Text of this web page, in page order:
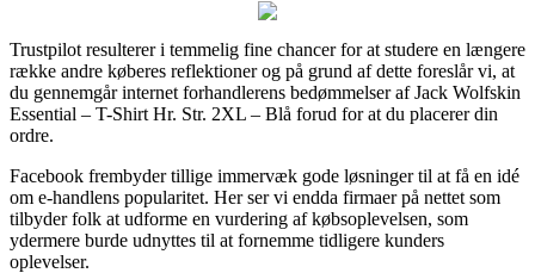
Trustpilot resulterer i temmelig fine chancer for at studere en længere
række andre køberes reflektioner og på grund af dette foreslår vi, at
du gennemgår internet forhandlerens bedømmelser af Jack Wolfskin
Essential – T-Shirt Hr. Str. 2XL – Blå forud for at du placerer din
ordre.
Facebook frembyder tillige immervæk gode løsninger til at få en idé
om e-handlens popularitet. Her ser vi endda firmaer på nettet som
tilbyder folk at udforme en vurdering af købsoplevelsen, som
ydermere burde udnyttes til at fornemme tidligere kunders
oplevelser.